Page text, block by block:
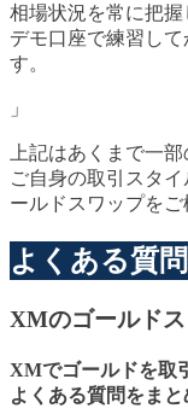
相場状況を常に把握
デモ口座で練習し
す。
」
上記はあくまで一
ご自身の取引スタイ
ールドスワップをご
よくある質問
XMのゴールド
XMでゴールドを取
よくある質問をまと